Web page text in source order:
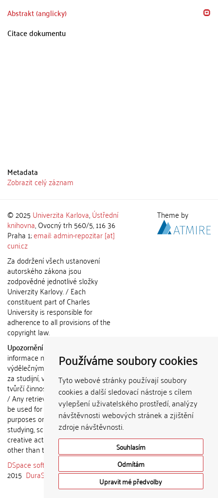
Používáme soubory cookies
Tyto webové stránky používají soubory
cookies a další sledovací nástroje s cílem
vylepšení uživatelského prostředí, analýzy
návštěvnosti webových stránek a zjištění
zdroje návštěvnosti.
Souhlasím
Odmítám
Upravit mé předvolby
Abstrakt (anglicky)
Citace dokumentu
Metadata
Zobrazit celý záznam
© 2025 Univerzita Karlova,Ústřední
knihovna, Ovocný trh 560/5, 116 36
Praha 1;email: admin-repozitar [at]
cuni.cz
Za dodržení všech ustanovení
autorského zákona jsou
zodpovědné jednotlivé složky
Univerzity Karlovy. / Each
constituent part of Charles
University is responsible for
adherence to all provisions of the
copyright law.
Upozornění / Notice:
informace nemohou být použity k
výdělečným účelům nebo vydávány
za studijní, vědeckou nebo jinou
tvůrčí činnost jiné osoby než autora.
/ Any retrieved information shall not
be used for any commercial
purposes or claimed as results of
studying, scientific or any other
creative activities of any person
other than the author.
DSpace software
copyright © 2002-
2015 DuraSpace
Theme by